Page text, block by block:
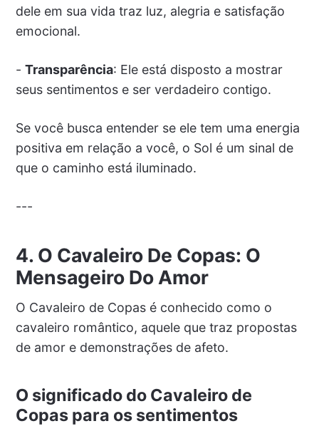
dele em sua vida traz luz, alegria e satisfação
emocional.
- Transparência: Ele está disposto a mostrar
seus sentimentos e ser verdadeiro contigo.
Se você busca entender se ele tem uma energia
positiva em relação a você, o Sol é um sinal de
que o caminho está iluminado.
---
4. O Cavaleiro De Copas: O
Mensageiro Do Amor
O Cavaleiro de Copas é conhecido como o
cavaleiro romântico, aquele que traz propostas
de amor e demonstrações de afeto.
O significado do Cavaleiro de
Copas para os sentimentos